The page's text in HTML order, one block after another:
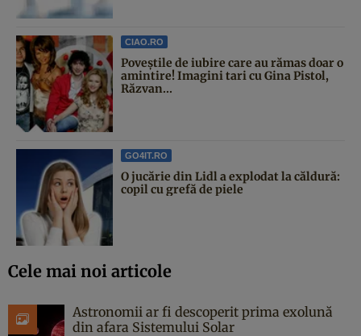
CIAO.RO
Poveştile de iubire care au rămas doar o
amintire! Imagini tari cu Gina Pistol,
Răzvan...
GO4IT.RO
O jucărie din Lidl a explodat la căldură:
copil cu grefă de piele
Cele mai noi articole
Astronomii ar fi descoperit prima exolună
din afara Sistemului Solar